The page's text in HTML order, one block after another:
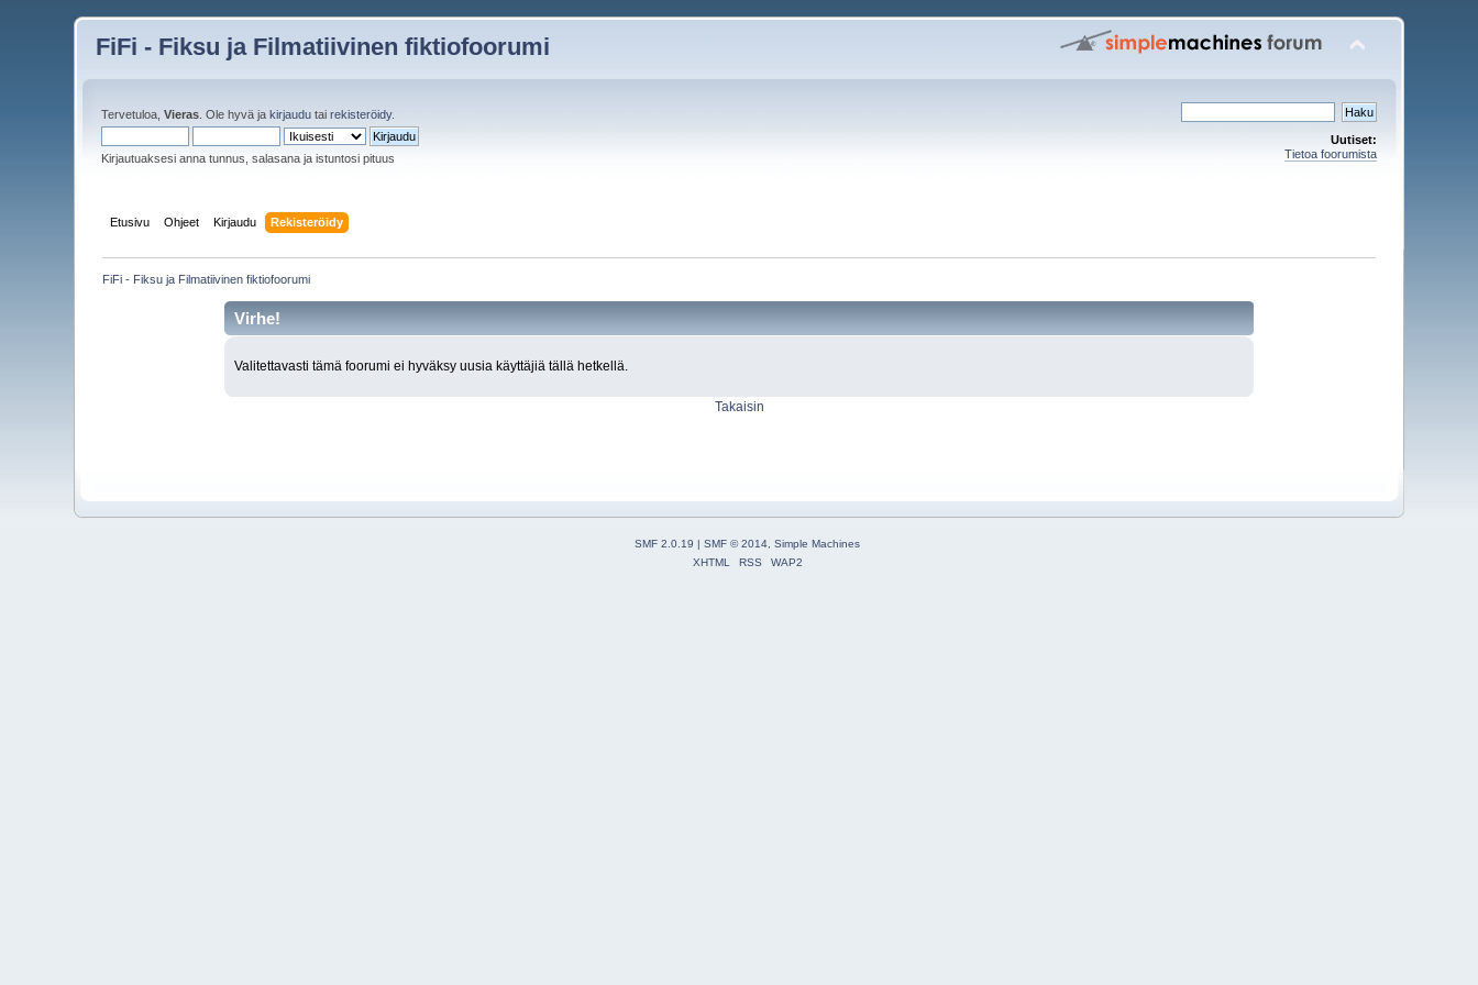
FiFi - Fiksu ja Filmatiivinen fiktiofoorumi
Tervetuloa,Vieras . Ole hyvä jakirjaudu tairekisteröidy.
Kirjautuaksesi anna tunnus, salasana ja istuntosi pituus
Uutiset:
Tietoa foorumista
Etusivu Ohjeet Kirjaudu Rekisteröidy
FiFi - Fiksu ja Filmatiivinen fiktiofoorumi
Virhe!
Valitettavasti tämä foorumi ei hyväksy uusia käyttäjiä tällä hetkellä.
Takaisin
SMF 2.0.19 | SMF © 2014, Simple Machines
XHTML
RSS WAP2